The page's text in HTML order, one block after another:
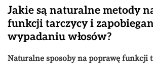
Jakie są naturalne metody
funkcji tarczycy i
wypadaniu włosów?
Naturalne sposoby na poprawę funkcji